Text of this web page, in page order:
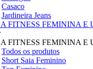
Casaco
Jardineira Jeans
FITNESS FEMININA E
FITNESS FEMININA E
Todos os produtos
Short Saia Feminino